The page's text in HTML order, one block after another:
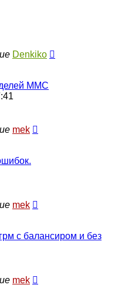
Denkiko
MMC
mek
mek
с балансиром и без
mek